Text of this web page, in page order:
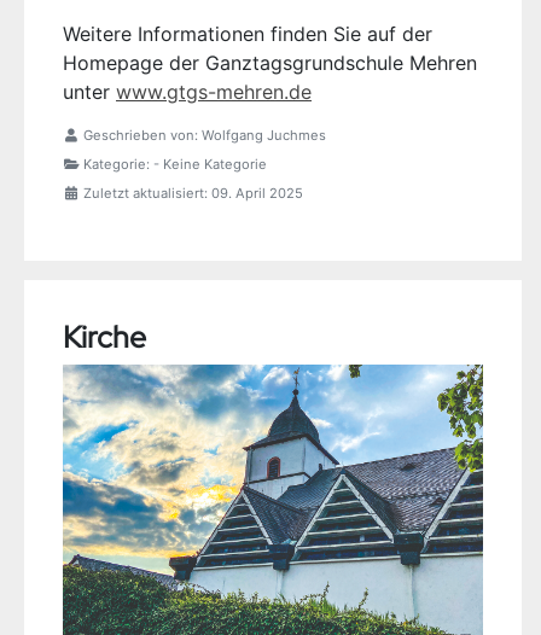
Weitere Informationen finden Sie auf der
Homepage der Ganztagsgrundschule Mehren
unter www.gtgs-mehren.de
Geschrieben von: Wolfgang Juchmes
Kategorie: - Keine Kategorie
Zuletzt aktualisiert: 09. April 2025
Kirche